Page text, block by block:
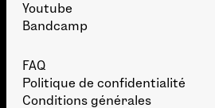
Youtube
Bandcamp
FAQ
Politique de confidentialité
Conditions générales